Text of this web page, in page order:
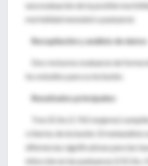
una evaluación de la posible
mortalidad neonatal o puerperal.
Recopilación y análisis de datos:
Dos revisores evaluaron de forma
los estudios para su inclusión.
Resultados principales:
Tres ECAs (1 765 mujeres)
criterios de inclusión. El metanálisis
diferencias significativas para las
infección en las puérperas (2 ECAs;